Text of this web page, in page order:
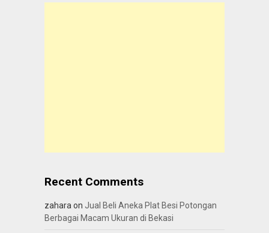
Recent Comments
zahara on Jual Beli Aneka Plat Besi Potongan
Berbagai Macam Ukuran di Bekasi